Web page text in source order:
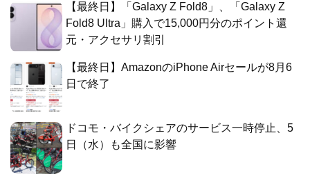
【最終日】「Galaxy Z Fold8」、「Galaxy Z
Fold8 Ultra」購入で15,000円分のポイント還
元・アクセサリ割引
【最終日】AmazonのiPhone Airセールが8月6
日で終了
ドコモ・バイクシェアのサービス一時停止、5
日（水）も全国に影響